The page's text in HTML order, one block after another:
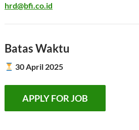
hrd@bfi.co.id
Batas Waktu
30 April 2025